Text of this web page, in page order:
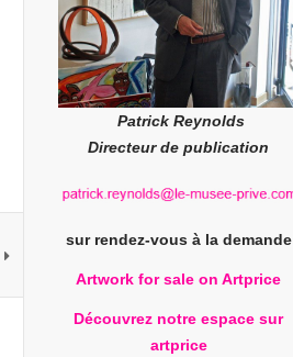
Patrick Reynolds
Directeur de publication
sur rendez-vous à la demande
Artwork for sale on Artprice
Découvrez notre espace sur
artprice